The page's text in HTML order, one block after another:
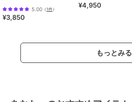
5.00 （1件）
¥3,850
¥4,950
もっとみる